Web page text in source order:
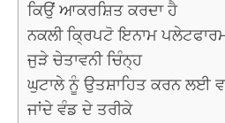
ਕਿਉਂ ਆਕਰਸ਼ਿਤ ਕਰਦਾ ਹੈ
ਨਕਲੀ ਕ੍ਰਿਪਟੋ ਇਨਾਮ
ਜੁੜੇ ਚੇਤਾਵਨੀ ਚਿੰਨ੍ਹ
ਘੁਟਾਲੇ ਨੂੰ ਉਤਸ਼ਾਹਿਤ ਕਰਨ ਲਈ
ਜਾਂਦੇ ਵੰਡ ਦੇ ਤਰੀਕੇ